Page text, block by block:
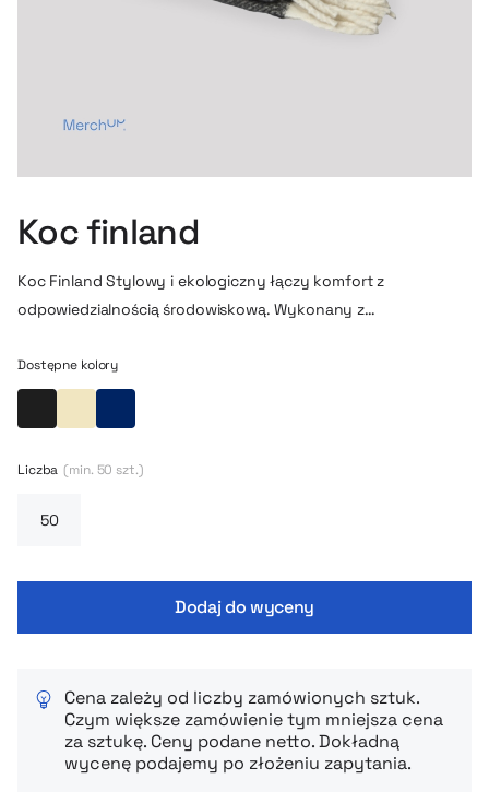
Koc finland
Koc Finland Stylowy i ekologiczny łączy komfort z
odpowiedzialnością środowiskową. Wykonany z
10 % akryl. Idealnie sprawdzi się w domu, biurze lub w podróży,
a możliwość personalizacji czyni go doskonałym upominkiem
firmowym.
Dostępne kolory
Liczba (min. 50 szt.)
Dodaj do wyceny
Cena zależy od liczby zamówionych sztuk.
Czym większe zamówienie tym mniejsza cena
za sztukę. Ceny podane netto. Dokładną
wycenę podajemy po złożeniu zapytania.